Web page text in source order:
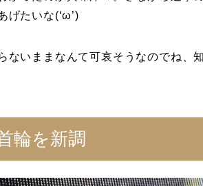
げたいな(‘ω’)
ないままなんて可哀そうなのでね、
輪を新調